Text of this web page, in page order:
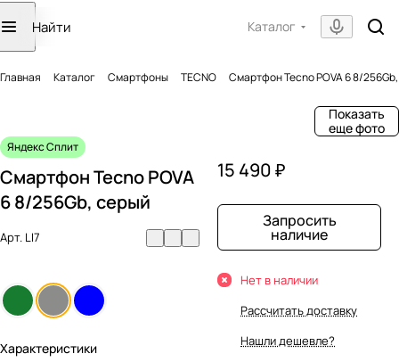
Каталог
Главная Каталог Смартфоны TECNO Смартфон Tecno POVA 6 8/
Показать
еще фото
Яндекс Сплит
Смартфон Tecno POVA
6 8/256Gb, серый
Арт. LI7
Характеристики
15 490 ₽
Запросить
наличие
Нет в наличии
Рассчитать доставку
Нашли дешевле?